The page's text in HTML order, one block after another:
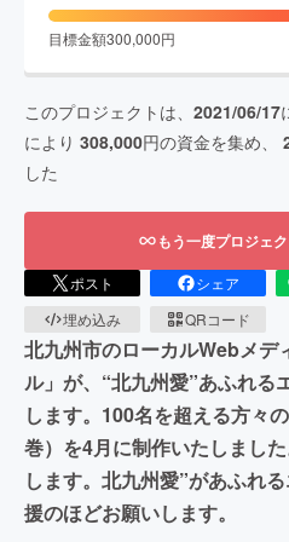
目標金額300,000円
このプロジェクトは、 2021/06/17
により 308,000円の資金を集め、
した
もう一度プロジェ
ポスト シェア
埋め込み
QRコード
北九州市のローカルWebメデ
ル」が、“北九州愛”あふれる
します。100名を超える方々
巻）を4月に制作いたしまし
します。北九州愛”があふれ
援のほどお願いします。